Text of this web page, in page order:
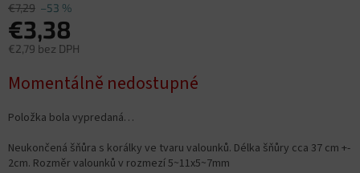
€7,29 –53 %
€3,38
€2,79 bez DPH
cena:
Momentálně nedostupné
Položka bola vypredaná…
Neukončená šňůra s korálky ve tvaru valounků. Délka šňůry cca 37 cm +-
2cm. Rozměr valounků v rozmezí5~11x5~7mm